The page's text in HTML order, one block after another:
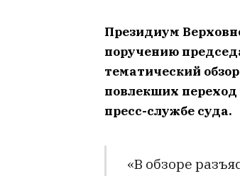
Президиум
поручению
тематический
повлекших
пресс-службе суда.
«В обзоре